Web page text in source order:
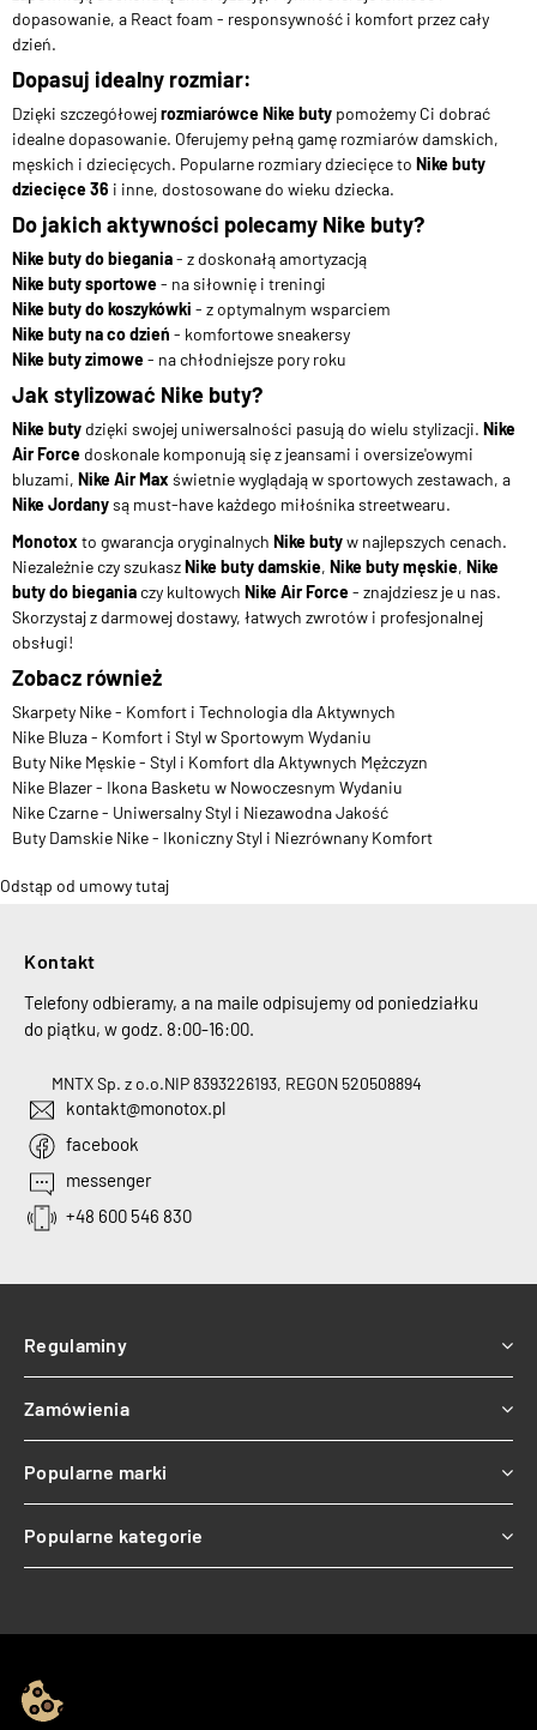
dopasowanie, a React foam - responsywność i komfort przez cały
dzień.
Dopasuj idealny rozmiar:
Dzięki szczegółowejrozmiarówce Nike buty pomożemy Ci dobrać
idealne dopasowanie. Oferujemy pełną gamę rozmiarów damskich,
męskich i dziecięcych. Popularne rozmiary dziecięce to Nike buty
dziecięce 36 i inne, dostosowane do wieku dziecka.
Do jakich aktywności polecamy Nike buty?
Nike buty do biegania- z doskonałą amortyzacją
Nike buty sportowe- na siłownię i treningi
Nike buty do koszykówki - z optymalnym wsparciem
Nike buty na co dzień - komfortowe sneakersy
Nike buty zimowe- na chłodniejsze pory roku
Jak stylizować Nike buty?
Nike buty dzięki swojej uniwersalności pasują do wielu stylizacji. Nike
Air Force doskonale komponują się z jeansami i oversize'owymi
bluzami, Nike Air Max świetnie wyglądają w sportowych zestawach, a
Nike Jordanysą must-have każdego miłośnika streetwearu.
Monotox to gwarancja oryginalnych Nike butyw najlepszych cenach.
Niezależnie czy szukaszNike buty damskie, Nike buty męskie, Nike
buty do bieganiaczy kultowych Nike Air Force- znajdziesz je u nas.
Skorzystaj z darmowej dostawy, łatwych zwrotów i profesjonalnej
obsługi!
Zobacz również
Skarpety Nike - Komfort i Technologia dla Aktywnych
Nike Bluza - Komfort i Styl w Sportowym Wydaniu
Buty Nike Męskie - Styl i Komfort dla Aktywnych Mężczyzn
Nike Blazer - Ikona Basketu w Nowoczesnym Wydaniu
Nike Czarne - Uniwersalny Styl i Niezawodna Jakość
Buty Damskie Nike - Ikoniczny Styl i Niezrównany Komfort
Odstąp od umowy tutaj
Kontakt
Telefony odbieramy, a na maile odpisujemy od poniedziałku
do piątku, w godz. 8:00-16:00.
MNTX Sp. z o.o.NIP 8393226193, REGON 520508894
kontakt@monotox.pl
facebook
messenger
+48 600 546 830
Regulaminy
Zamówienia
Popularne marki
Popularne kategorie